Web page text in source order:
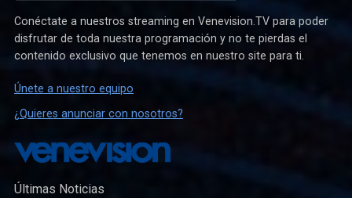
Conéctate a nuestros streaming en Venevision.TV para poder
disfrutar de toda nuestra programación y no te pierdas el
contenido exclusivo que tenemos en nuestro site para ti.
Únete a nuestro equipo
¿Quieres anunciar con nosotros?
Últimas Noticias